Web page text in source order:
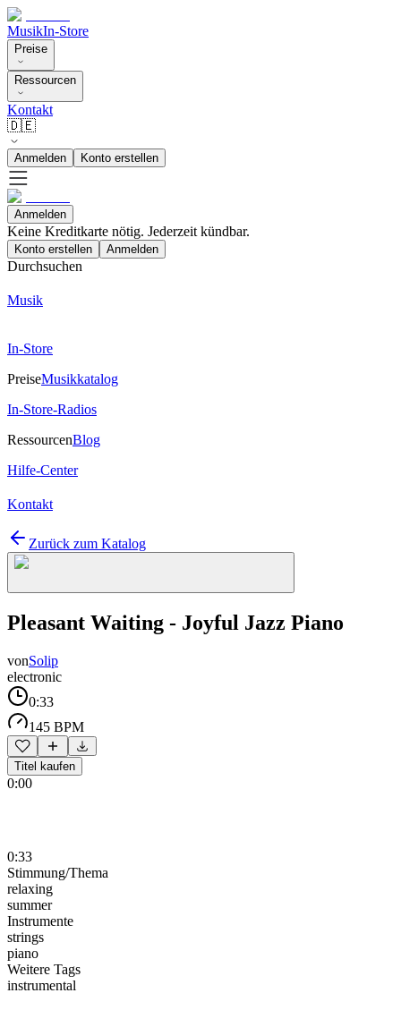
MusikIn-Store
Preise
Ressourcen
Kontakt
🇩🇪
Anmelden Konto erstellen
Anmelden
Keine Kreditkarte nötig. Jederzeit kündbar.
Konto erstellen Anmelden
Durchsuchen
Musik
In-Store
PreiseMusikkatalog
In-Store-Radios
RessourcenBlog
Hilfe-Center
Kontakt
Zurück zum Katalog
Pleasant Waiting - Joyful Jazz Piano
vonSolip
electronic
0:33
145 BPM
Titel kaufen
0:00
0:33
Stimmung/Thema
relaxing
summer
Instrumente
strings
piano
Weitere Tags
instrumental